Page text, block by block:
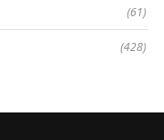
(61)
(428)